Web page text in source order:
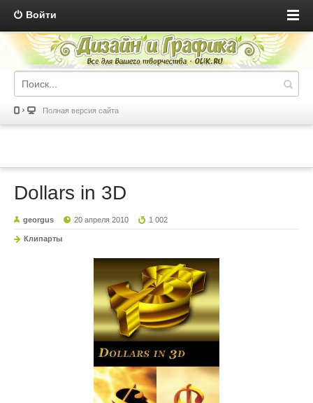
Войти
Полная версия сайта
Dollars in 3D
georgus 20 апреля 2010 1 002
Клипарты